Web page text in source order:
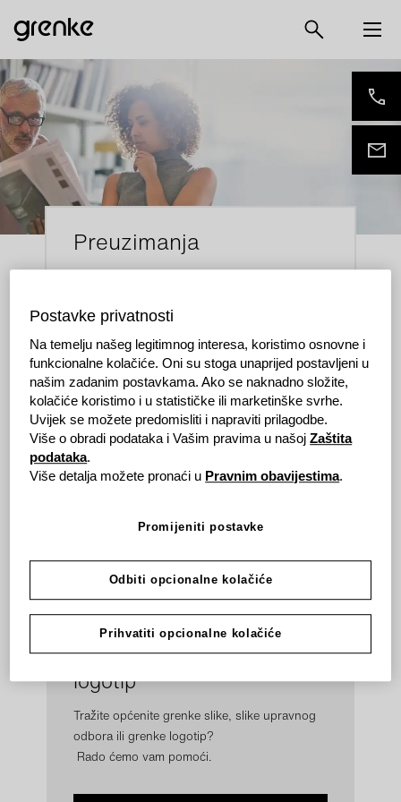
Preuzimanja
sve što vam može zatrebati. Možete preuzeti
naš logotip, fotografije i marketinške
materijale.
Preuzimanja
Molimo pogledajte našaprava korištenja
Korporativne slike i grenke
logotip
Tražite općenite grenke slike, slike upravnog
odbora ili grenke logotip?
Rado ćemo vam pomoći.
Postavke privatnosti
Na temelju našeg legitimnog interesa, koristimo osnovne i
funkcionalne kolačiće. Oni su stoga unaprijed postavljeni u
našim zadanim postavkama. Ako se naknadno složite,
kolačiće koristimo i u statističke ili marketinške svrhe.
Uvijek se možete predomisliti i napraviti prilagodbe.
Više o obradi podataka i Vašim pravima u našojZaštita
podataka.
Više detalja možete pronaći u Pravnim obavijestima.
Promijeniti postavke
Odbiti opcionalne kolačiće
Prihvatiti opcionalne kolačiće